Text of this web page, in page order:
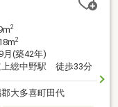
2
2
月(築42年)
上総中野駅 徒歩33分
大多喜町田代